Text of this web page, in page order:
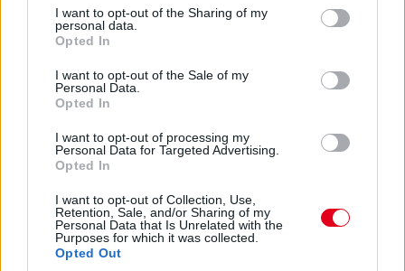
not limited to your visit or usage behaviour. You may click to
grant or deny consent to Google and its third-party tags to
use your data for below specified purposes in below Google
consent section.
I want to opt-out of the Sharing of my
personal data.
Opted In
I want to opt-out of the Sale of my
Personal Data.
Opted In
I want to opt-out of processing my
Personal Data for Targeted Advertising.
Opted In
I want to opt-out of Collection, Use,
Retention, Sale, and/or Sharing of my
Personal Data that Is Unrelated with the
Purposes for which it was collected.
Opted Out
helyezett az élkettősről: Leclerc 2,2 másodpercre csak
Russelltől. Szóval Antonelli esélyeit sem kell még teljesen leírni.
Russell az iménti manőver után megint kicsit leszakadt, most
hogy az az előzés is annak volt köszönhető, hogy a sikán előtt
a 130R-ből kijövet annyira visszalassultak már, hogy a jobb
töltöttség miatt kénytelen volt előzni a mercedeses - amire
aztán ráfaragott a következő egyenesben... Értjük már, miről
beszélnek Verstappenék?...